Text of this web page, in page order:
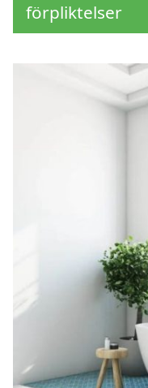
förpliktelser